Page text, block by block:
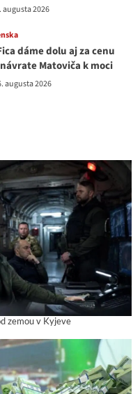
augusta 2026
dáme dolu aj za cenu
Matoviča k moci
augusta 2026
zemou v Kyjeve